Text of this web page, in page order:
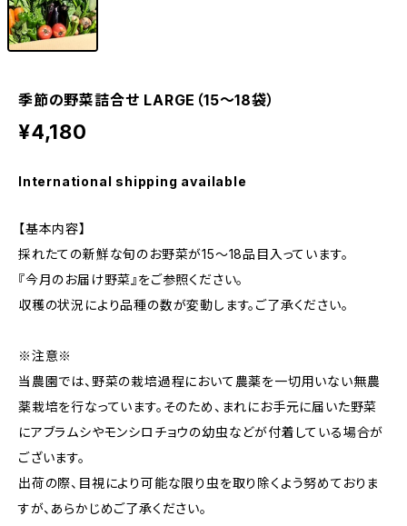
季節の野菜詰合せ LARGE（15～18袋）
¥4,180
International shipping available
【基本内容】
採れたての新鮮な旬のお野菜が15〜18品目入っています。
『今月のお届け野菜』をご参照ください。
収穫の状況により品種の数が変動します。ご了承ください。
※注意※
当農園では、野菜の栽培過程において農薬を一切用いない無農
薬栽培を行なっています。そのため、まれにお手元に届いた野菜
にアブラムシやモンシロチョウの幼虫などが付着している場合が
ございます。
出荷の際、目視により可能な限り虫を取り除くよう努めておりま
すが、あらかじめご了承ください。